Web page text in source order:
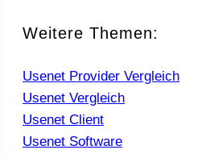
Weitere Themen:
Usenet Provider Vergleich
Usenet Vergleich
Usenet Client
Usenet Software